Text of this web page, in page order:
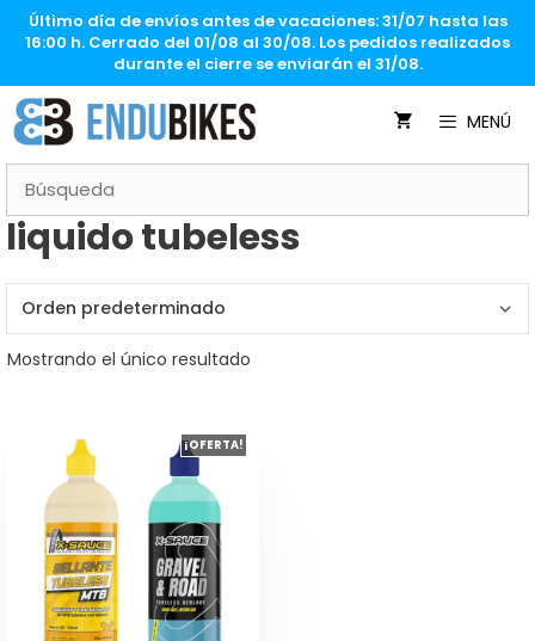
SaltarÚltimo día de envíos antes de vacaciones: 31/07 hasta las
16:00 h. Cerrado del 01/08 al 30/08. Los pedidos realizados
durante el cierre se enviarán el 31/08.
MENÚ
liquido tubeless
Mostrando el único resultado
¡OFERTA!
producto
tiene
múltiples
variantes.
opciones